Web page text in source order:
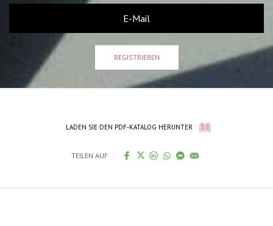
REGISTRIEREN
LADEN SIE DEN PDF-KATALOG HERUNTER
TEILEN AUF